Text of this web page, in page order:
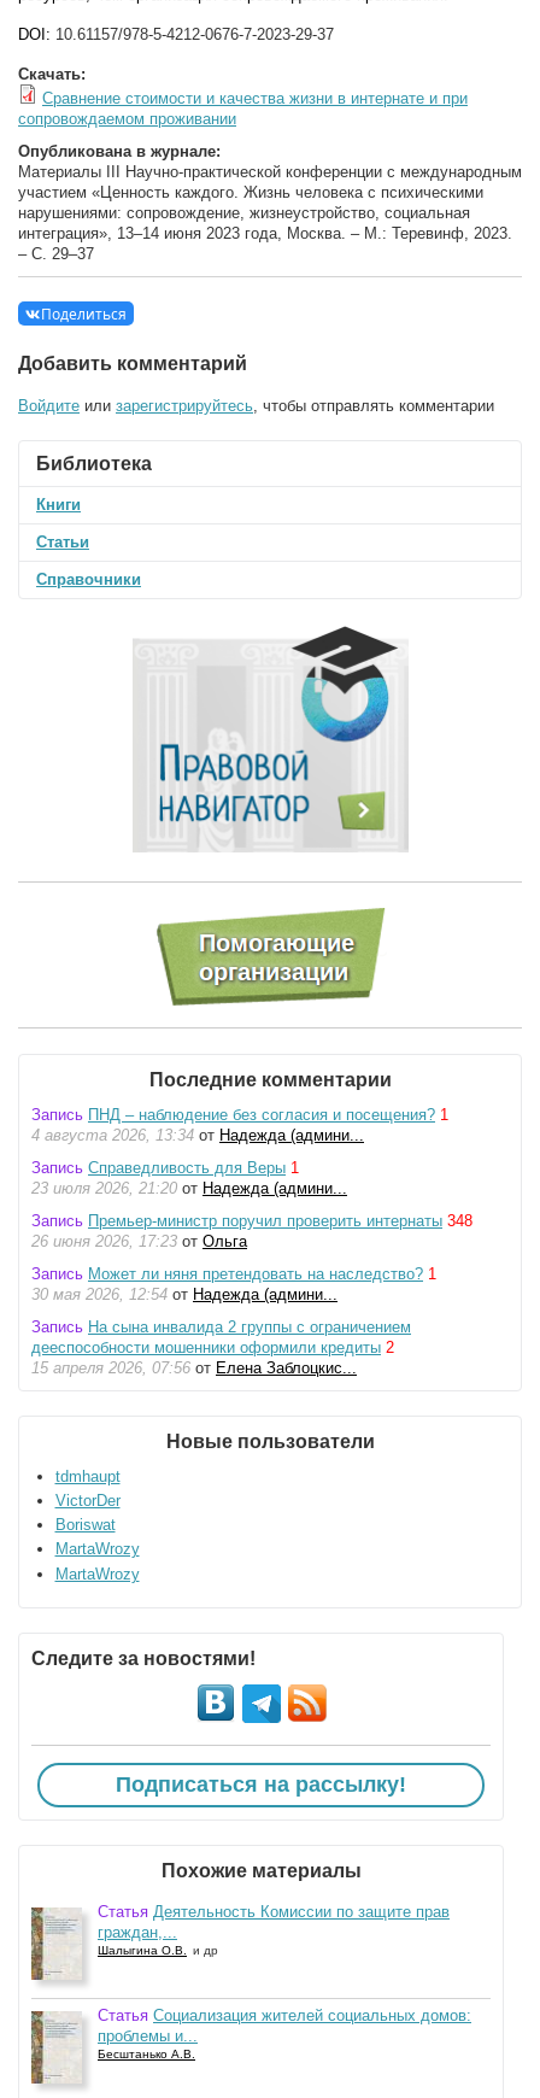
DOI: 10.61157/978-5-4212-0676-7-2023-29-37
Скачать:
Сравнение стоимости и качества жизни в интернате и при
сопровождаемом проживании
Опубликована в журнале:
Материалы III Научно-практической конференции с международным
участием «Ценность каждого. Жизнь человека с психическими
нарушениями: сопровождение, жизнеустройство, социальная
интеграция», 13–14 июня 2023 года, Москва. – М.: Теревинф, 2023.
– C. 29–37
Поделиться
Добавить комментарий
Войдите или зарегистрируйтесь , чтобы отправлять комментарии
Библиотека
Книги
Статьи
Справочники
Последние комментарии
Запись ПНД – наблюдение без согласия и посещения? 1
4 августа 2026, 13:34 от Надежда (админи...
Запись Справедливость для Веры 1
23 июля 2026, 21:20 от Надежда (админи...
Запись Премьер-министр поручил проверить интернаты 348
26 июня 2026, 17:23 от Ольга
Запись Может ли няня претендовать на наследство? 1
30 мая 2026, 12:54 от Надежда (админи...
Запись На сына инвалида 2 группы с ограничением
дееспособности мошенники оформили кредиты 2
15 апреля 2026, 07:56 от Елена Заблоцкис...
Новые пользователи
tdmhaupt
VictorDer
Boriswat
MartaWrozy
MartaWrozy
Следите за новостями!
Подписаться на рассылку!
Похожие материалы
Статья Деятельность Комиссии по защите прав
граждан,...
Шалыгина О.В. и др
Статья Социализация жителей социальных домов:
проблемы и...
Бесштанько А.В.